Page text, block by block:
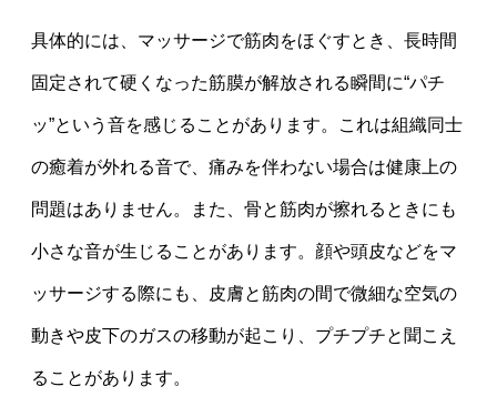
具体的には、マッサージで筋肉をほぐすとき、長時間
固定されて硬くなった筋膜が解放される瞬間に“パチ
ッ”という音を感じることがあります。これは組織同士
の癒着が外れる音で、痛みを伴わない場合は健康上の
問題はありません。また、骨と筋肉が擦れるときにも
小さな音が生じることがあります。顔や頭皮などをマ
ッサージする際にも、皮膚と筋肉の間で微細な空気の
動きや皮下のガスの移動が起こり、プチプチと聞こえ
ることがあります。